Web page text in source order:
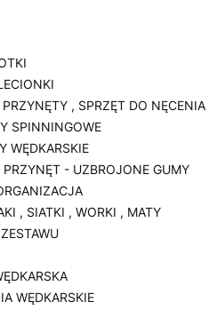
, SPRZĘT DO NĘCENIA
SPINNINGOWE
WĘDKARSKIE
PRZYNĘT - UZBROJONE GUMY
, SIATKI , WORKI , MATY
WĘDKARSKIE